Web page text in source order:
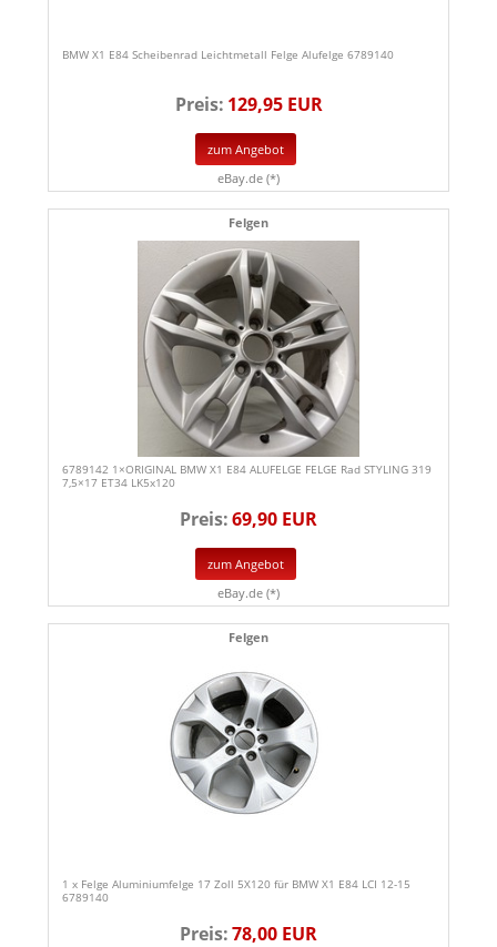
BMW X1 E84 Scheibenrad Leichtmetall Felge Alufelge 6789140
Preis: 129,95 EUR
zum Angebot
eBay.de (*)
Felgen
6789142 1×ORIGINAL BMW X1 E84 ALUFELGE FELGE Rad STYLING 319
7,5×17 ET34 LK5x120
Preis:69,90 EUR
zum Angebot
eBay.de (*)
Felgen
1 x Felge Aluminiumfelge 17 Zoll 5X120 für BMW X1 E84 LCI 12-15
6789140
Preis:78,00 EUR